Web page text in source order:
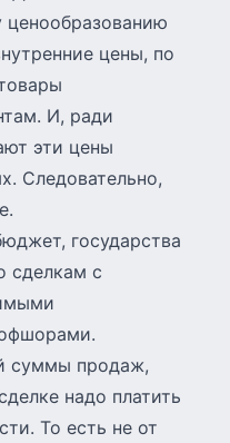
ценообразованию
цены, по
И, ради
эти цены
Следовательно,
государства
сделкам с
суммы продаж,
надо платить
То есть не от